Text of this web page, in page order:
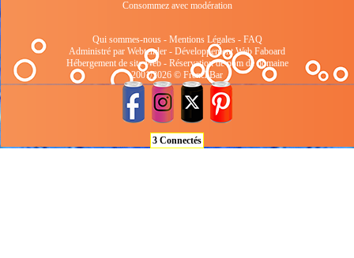
Consommez avec modération
Qui sommes-nous- Mentions Légales- FAQ
Administré par Webtender - Développement Web Faboard
Hébergement de site Web- Réservation de nom de domaine
2001/2026 © FrenchBar
3 Connectés